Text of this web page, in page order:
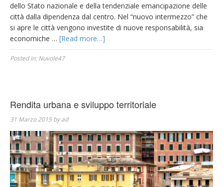
dello Stato nazionale e della tendenziale emancipazione delle
città dalla dipendenza dal centro. Nel “nuovo intermezzo” che
si apre le città vengono investite di nuove responsabilità, sia
economiche … [Read more…]
Posted in:Nuvole47
Rendita urbana e sviluppo territoriale
31 Marzo 2015 byad